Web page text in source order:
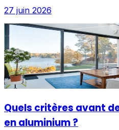
27 juin 2026
Quels critères avant
en aluminium ?